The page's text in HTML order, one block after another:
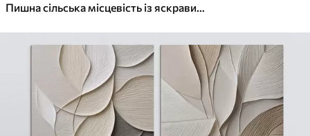
Пишна сільська місцевість із яскравим лугом диких квітів, наповненим різнокольоровими квітами під хмарним небом